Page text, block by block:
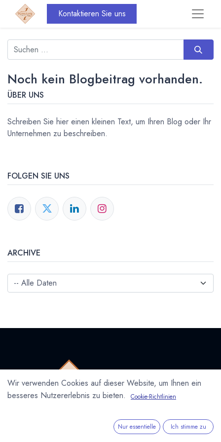
Kontaktieren Sie uns
Noch kein Blogbeitrag vorhanden.
ÜBER UNS
Schreiben Sie hier einen kleinen Text, um Ihren Blog oder Ihr
Unternehmen zu beschreiben.
FOLGEN SIE UNS
ARCHIVE
Wir verwenden Cookies auf dieser Website, um Ihnen ein
besseres Nutzererlebnis zu bieten.
Cookie-Richtlinien
Nur essentielle Ich stimme zu